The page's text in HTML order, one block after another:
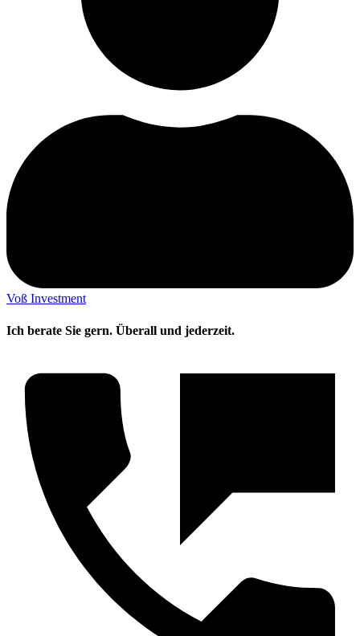
Voß Investment
Ich berate Sie gern. Überall und jederzeit.